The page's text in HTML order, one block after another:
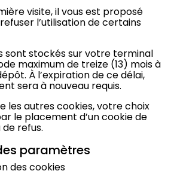
visite, il vous est proposé
l’utilisation de certains
sont stockés sur votre terminal
maximum de treize (13) mois à
À l’expiration de ce délai,
sera à nouveau requis.
les autres cookies, votre choix
le placement d’un cookie de
refus.
paramètres
des cookies